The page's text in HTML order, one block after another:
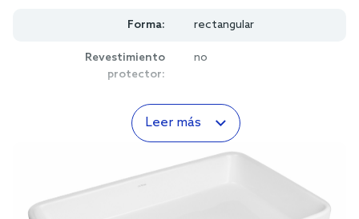
Forma: rectangular
Revestimiento
protector:
no
Leer más